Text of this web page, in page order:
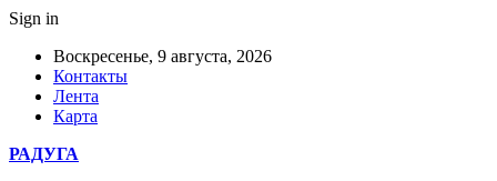
Sign in
Воскресенье, 9 августа, 2026
Контакты
Лента
Карта
РАДУГА